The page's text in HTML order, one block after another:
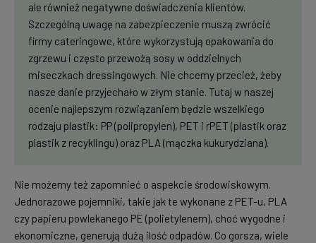
ale również negatywne doświadczenia klientów.
Szczególną uwagę na zabezpieczenie muszą zwrócić
firmy cateringowe, które wykorzystują opakowania do
zgrzewu i często przewożą sosy w oddzielnych
miseczkach dressingowych. Nie chcemy przecież, żeby
nasze danie przyjechało w złym stanie. Tutaj w naszej
ocenie najlepszym rozwiązaniem będzie wszelkiego
rodzaju plastik: PP (polipropylen), PET i rPET (plastik oraz
plastik z recyklingu) oraz PLA (mączka kukurydziana).
Nie możemy też zapomnieć o aspekcie środowiskowym.
Jednorazowe pojemniki, takie jak te wykonane z PET-u, PLA
czy papieru powlekanego PE (polietylenem), choć wygodne i
ekonomiczne, generują dużą ilość odpadów. Co gorsza, wiele